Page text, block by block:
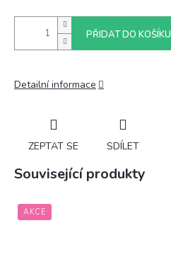
PŘIDAT DO KOŠÍKU
Detailní informace
ZEPTAT SE SDÍLET
Související produkty
AKCE